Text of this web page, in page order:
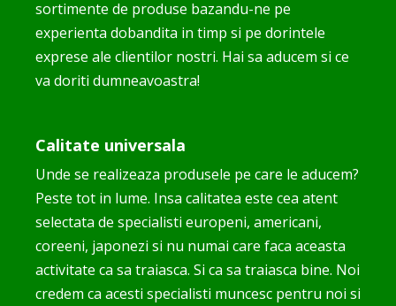
sortimente de produse bazandu-ne pe
experienta dobandita in timp si pe dorintele
exprese ale clientilor nostri. Hai sa aducem si ce
va doriti dumneavoastra!
Calitate universala
Unde se realizeaza produsele pe care le aducem?
Peste tot in lume. Insa calitatea este cea atent
selectata de specialisti europeni, americani,
coreeni, japonezi si nu numai care faca aceasta
activitate ca sa traiasca. Si ca sa traiasca bine. Noi
credem ca acesti specialisti muncesc pentru noi si